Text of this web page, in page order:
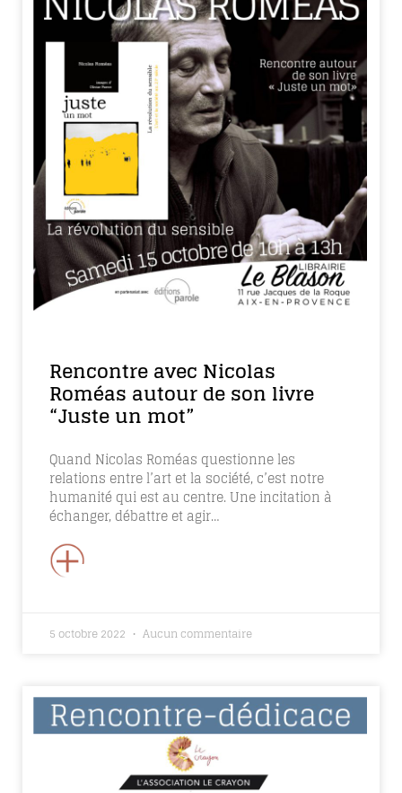
Rencontre avec Nicolas
Roméas autour de son livre
“Juste un mot”
Quand Nicolas Roméas questionne les
relations entre l’art et la société, c’est notre
humanité qui est au centre. Une incitation à
échanger, débattre et agir…
+
5 octobre 2022 Aucun commentaire